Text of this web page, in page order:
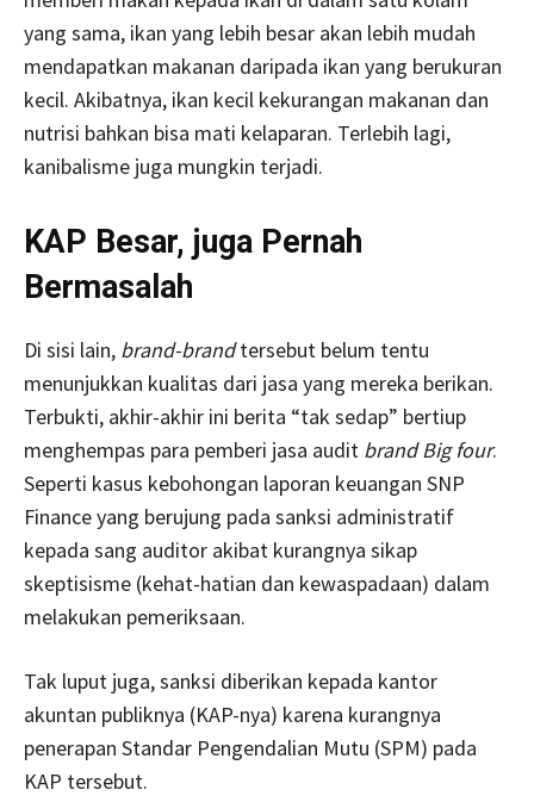
yang sama, ikan yang lebih besar akan lebih mudah
mendapatkan makanan daripada ikan yang berukuran
kecil. Akibatnya, ikan kecil kekurangan makanan dan
nutrisi bahkan bisa mati kelaparan. Terlebih lagi,
kanibalisme juga mungkin terjadi.
KAP Besar, juga Pernah
Bermasalah
Di sisi lain, brand-brandtersebut belum tentu
menunjukkan kualitas dari jasa yang mereka berikan.
Terbukti, akhir-akhir ini berita “tak sedap” bertiup
menghempas para pemberi jasa audit brand Big four.
Seperti kasus kebohongan laporan keuangan SNP
Finance yang berujung pada sanksi administratif
kepada sang auditor akibat kurangnya sikap
skeptisisme (kehat-hatian dan kewaspadaan) dalam
melakukan pemeriksaan.
Tak luput juga, sanksi diberikan kepada kantor
akuntan publiknya (KAP-nya) karena kurangnya
penerapan Standar Pengendalian Mutu (SPM) pada
KAP tersebut.